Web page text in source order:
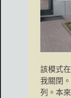
該模式
我關閉
列。本